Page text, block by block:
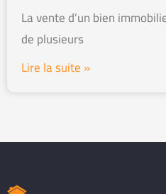
La vente d’un bien
de plusieurs
Lire la suite »